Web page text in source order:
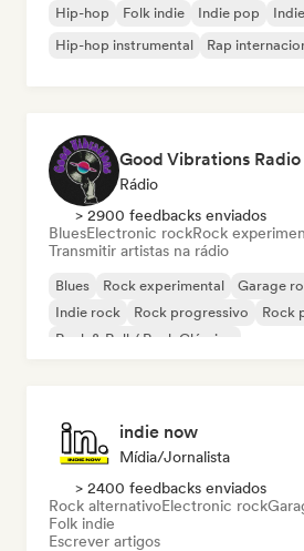
Hip-hop Folk indie Indie pop
Hip-hop instrumental
Rap
Good Vibrations Radio
Rádio
> 2900 feedbacks enviados
BluesElectronic rockRock
Transmitir artistas na rádio
Blues Rock experimental Garage
Indie rock
Rock progressivo
Rock
Rock & Roll / Rock Clássico
indie now
Mídia/Jornalista
> 2400 feedbacks enviados
Rock alternativoElectronic rock
Folk indie
Escrever artigos